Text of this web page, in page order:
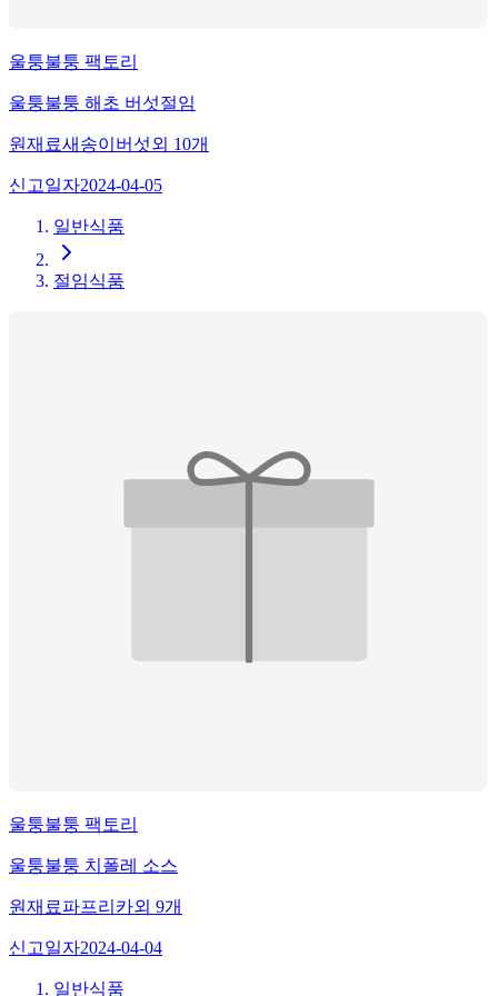
울퉁불퉁 팩토리
울퉁불퉁 해초 버섯절임
원재료새송이버섯외 10개
신고일자2024-04-05
일반식품
절임식품
울퉁불퉁 팩토리
울퉁불퉁 치폴레 소스
원재료파프리카외 9개
신고일자2024-04-04
일반식품